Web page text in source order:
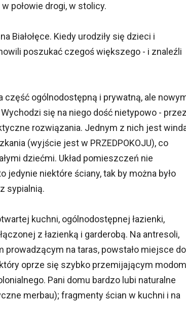
połowie drogi, w stolicy.
Białołęce. Kiedy urodziły się dzieci i
poszukać czegoś większego - i znaleźli
część ogólnodostępną i prywatną, ale
się na niego dość nietypowo - przez
rozwiązania. Jednym z nich jest
(wyjście jest w PRZEDPOKOJU), co
dziećmi. Układ pomieszczeń nie
jedynie niektóre ściany, tak by można było
sypialnią.
kuchni, ogólnodostępnej łazienki,
z łazienką i garderobą. Na antresoli,
prowadzącym na taras, powstało miejsce do
oprze się szybko przemijającym
Pani domu bardzo lubi naturalne
merbau); fragmenty ścian w kuchni i na